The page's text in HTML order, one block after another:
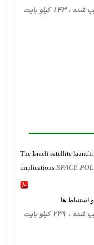
، کلیه گرایش ها، 50 صفحه فارسی تایپ شده ، 143 کیلو بایت
The Israeli satellite
implications SPACE
استنباط ها
، کلیه گرایش ها، 22 صفحه فارسی تایپ شده ، 239 کیلو بایت